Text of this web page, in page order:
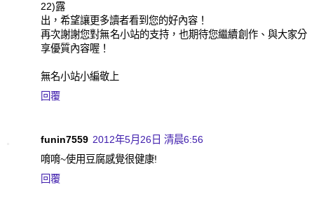
22)露
出，希望讓更多讀者看到您的好內容！
再次謝謝您對無名小站的支持，也期待您繼續創作、與大家分
享優質內容喔！
無名小站小編敬上
回覆
funin7559 2012年5月26日 清晨6:56
唷唷~使用豆腐感覺很健康!
回覆